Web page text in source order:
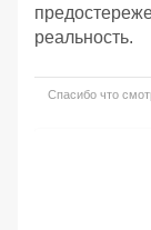
реальность.
Спасибо что